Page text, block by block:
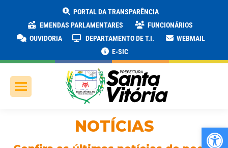
PORTAL DA TRANSPARÊNCIA
EMENDAS PARLAMENTARES
FUNCIONÁRIOS
OUVIDORIA
DEPARTAMENTO DE T.I.
WEBMAIL
E-SIC
NOTÍCIAS